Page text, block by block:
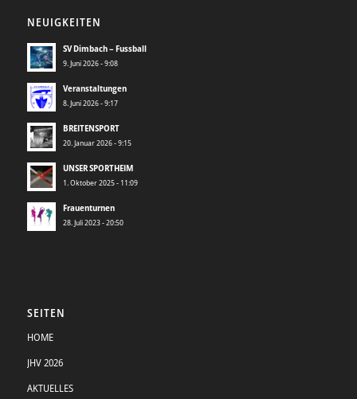
NEUIGKEITEN
SV Dimbach – Fussball
9. Juni 2026 - 9:08
Veranstaltungen
8. Juni 2026 - 9:17
BREITENSPORT
20. Januar 2026 - 9:15
UNSER SPORTHEIM
1. Oktober 2025 - 11:09
Frauenturnen
28. Juli 2023 - 20:50
SEITEN
HOME
JHV 2026
AKTUELLES